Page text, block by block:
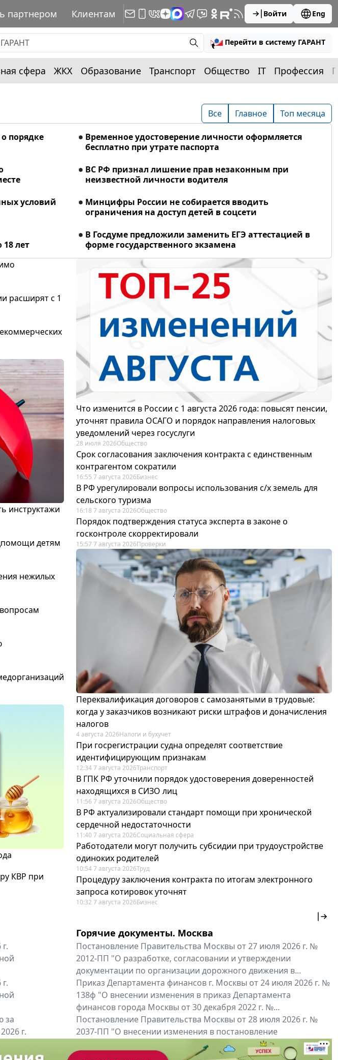
партнером Клиентам Войти Eng
Перейти в систему ГАРАНТ
сфера ЖКХ Образование Транспорт Общество IT Профессия
Все Главное Топ месяца
порядке
Временное удостоверение личности оформляется
бесплатно при утрате паспорта
ВС РФ признал лишение прав незаконным при
неизвестной личности водителя
условий
Минцифры России не собирается вводить
ограничения на доступ детей в соцсети
18 лет
В Госдуме предложили заменить ЕГЭ аттестацией в
форме государственного экзамена
расширят с 1
инструктажи
детям
нежилых
КВР при
Что изменится в России с 1 августа 2026 года: повысят пенсии,
уточнят правила ОСАГО и порядок направления налоговых
уведомлений через госуслуги
28 июля 2026Общество
Срок согласования заключения контракта с единственным
контрагентом сократили
16:55 7 августа 2026Бизнес
В РФ урегулировали вопросы использования с/х земель для
сельского туризма
16:18 7 августа 2026Общество
Порядок подтверждения статуса эксперта в законе о
госконтроле скорректировали
15:57 7 августа 2026Проверки
Переквалификация договоров с самозанятыми в трудовые:
когда у заказчиков возникают риски штрафов и доначисления
налогов
4 августа 2026Налоги и бухучет
При госрегистрации судна определят соответствие
идентифицирующим признакам
12:34 7 августа 2026Транспорт
В ГПК РФ уточнили порядок удостоверения доверенностей
находящихся в СИЗО лиц
11:56 7 августа 2026Общество
В РФ актуализировали стандарт помощи при хронической
сердечной недостаточности
11:40 7 августа 2026Социальная сфера
Работодатели могут получить субсидии при трудоустройстве
одиноких родителей
10:54 7 августа 2026Труд
Процедуру заключения контракта по итогам электронного
запроса котировок уточнят
10:32 7 августа 2026Бизнес
за
г.
Горячие документы. Москва
Постановление Правительства Москвы от 27 июля 2026 г. №
2012-ПП "О разработке, согласовании и утверждении
документации по организации дорожного движения в...
Приказ Департамента финансов г. Москвы от 24 июля 2026 г. №
138ф "О внесении изменения в приказ Департамента
финансов города Москвы от 30 декабря 2022 г. №...
Постановление Правительства Москвы от 28 июля 2026 г. №
2037-ПП "О внесении изменения в постановление
Правительства Москвы от 26 июля 2011 г. № 334-ПП"
Все региональные документы Мой регион ...